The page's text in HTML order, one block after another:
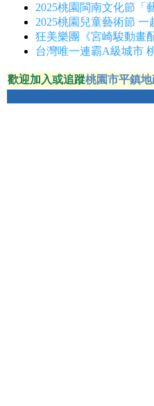
2025桃園閩南文化節「
2025桃園兒童藝術節
狂美樂團《宮崎駿動畫
台灣唯一連霸A級城市
歡迎加入或追蹤桃園市平鎮